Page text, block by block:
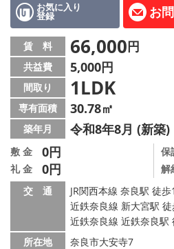
スタッフ紹介
リフォーム のことなら！
オーナー様へ
住宅型有料老人 Ｆｌｅｕｒａｇｅ
店舗情報·アクセス
会社概要
メールでお問い合わせ
お気に入り
登録 お
賃 料 66,000円
共益費 5,000円
間取り 1LDK
専有面積 30.78㎡
築年月 令和8年8月 (新築)
敷 金 0円
礼 金 0円
保
解
交 通
JR関西本線 奈良駅 徒
近鉄奈良線 新大宮駅
近鉄奈良線 近鉄奈良駅
所在地
奈良市大安寺7